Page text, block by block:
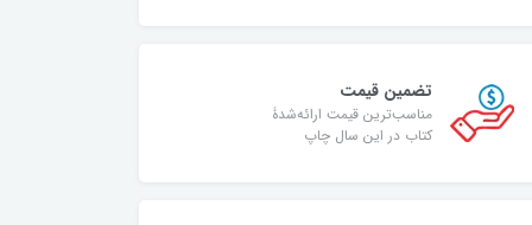
تضمین قیمت
مناسب‌ترین قیمت ارائه‌شدۀ
کتاب در این سال چاپ